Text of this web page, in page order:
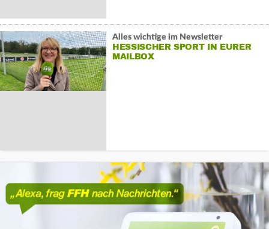
Alles wichtige im Newsletter
HESSISCHER SPORT IN EURER
MAILBOX